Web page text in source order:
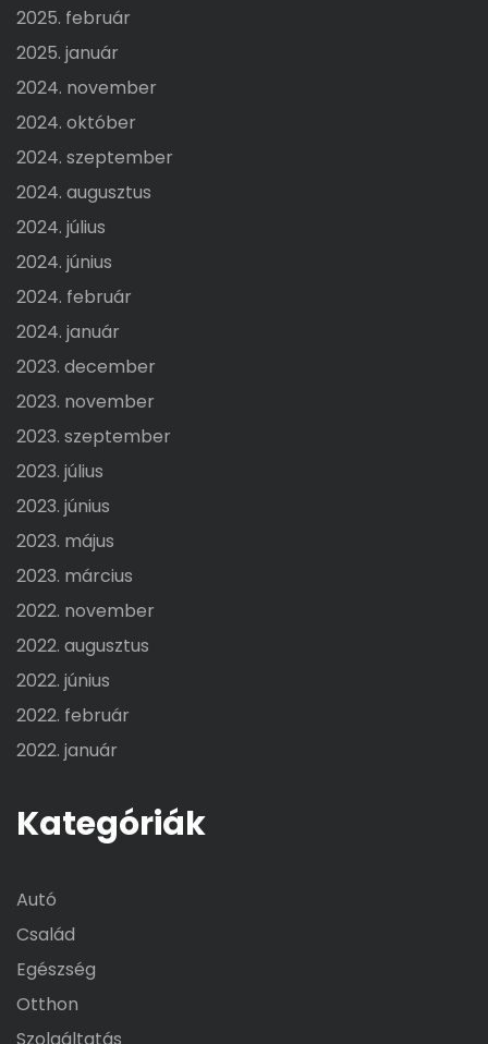
2025. február
2025. január
2024. november
2024. október
2024. szeptember
2024. augusztus
2024. július
2024. június
2024. február
2024. január
2023. december
2023. november
2023. szeptember
2023. július
2023. június
2023. május
2023. március
2022. november
2022. augusztus
2022. június
2022. február
2022. január
Kategóriák
Autó
Család
Egészség
Otthon
Szolgáltatás